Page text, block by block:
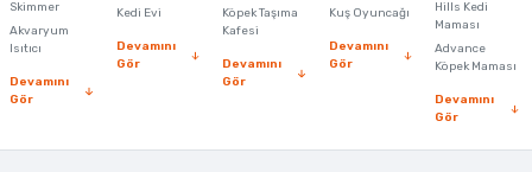
Ürün fiyatı diğer sitelerden daha pahalı.
Bu ürüne benzer farklı alternatifler olmalı.
Skimmer
Akvaryum
Isıtıcı
Devamını
Gör
Kedi Evi
Devamını
Gör
Köpek Taşıma
Kafesi
Devamını
Gör
Kuş Oyuncağı
Devamını
Gör
Hills Kedi
Maması
Advance
Köpek Maması
Devamını
Gör